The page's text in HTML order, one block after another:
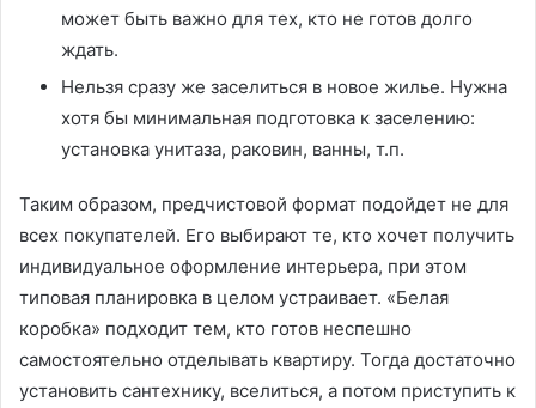
может быть важно для тех, кто не готов долго
ждать.
Нельзя сразу же заселиться в новое жилье. Нужна
хотя бы минимальная подготовка к заселению:
установка унитаза, раковин, ванны, т.п.
Таким образом, предчистовой формат подойдет не для
всех покупателей. Его выбирают те, кто хочет получить
индивидуальное оформление интерьера, при этом
типовая планировка в целом устраивает. «Белая
коробка» подходит тем, кто готов неспешно
самостоятельно отделывать квартиру. Тогда достаточно
установить сантехнику, вселиться, а потом приступить к